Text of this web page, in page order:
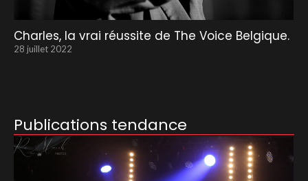
Charles, la vrai réussite de The Voice Belgique.
28 juillet 2022
Publications tendance